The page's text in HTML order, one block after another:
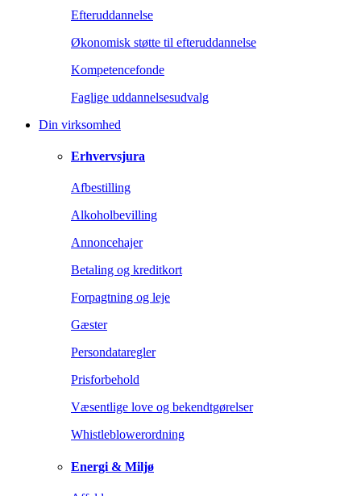
Efteruddannelse
Økonomisk støtte til efteruddannelse
Kompetencefonde
Faglige uddannelsesudvalg
Din virksomhed
Erhvervsjura
Afbestilling
Alkoholbevilling
Annoncehajer
Betaling og kreditkort
Forpagtning og leje
Gæster
Persondataregler
Prisforbehold
Væsentlige love og bekendtgørelser
Whistleblowerordning
Energi & Miljø